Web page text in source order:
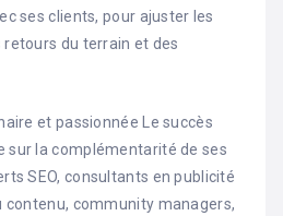
ses clients, pour ajuster les
du terrain et des
et passionnée Le succès
sur la complémentarité de ses
SEO, consultants en publicité
contenu, community managers,